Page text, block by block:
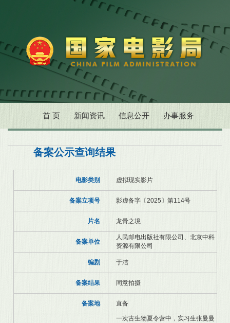
首 页 新闻资讯 信息公开 办事服务
备案公示查询结果
电影类别 虚拟现实影片
备案立项号 影虚备字〔2025〕第114号
片名 龙骨之境
备案单位
人民邮电出版社有限公司、北京中科
资源有限公司
编剧 于洁
备案结果 同意拍摄
备案地 直备
一次古生物夏令营中，实习生张曼曼